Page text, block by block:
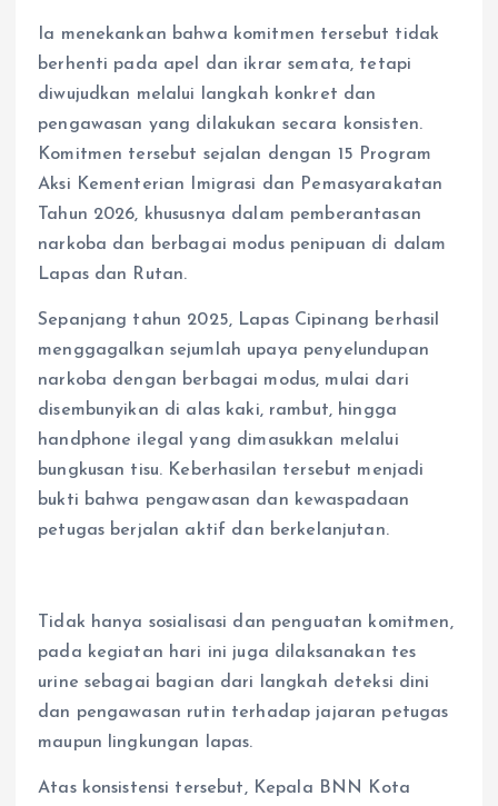
Ia menekankan bahwa komitmen tersebut tidak
berhenti pada apel dan ikrar semata, tetapi
diwujudkan melalui langkah konkret dan
pengawasan yang dilakukan secara konsisten.
Komitmen tersebut sejalan dengan 15 Program
Aksi Kementerian Imigrasi dan Pemasyarakatan
Tahun 2026, khususnya dalam pemberantasan
narkoba dan berbagai modus penipuan di dalam
Lapas dan Rutan.
Sepanjang tahun 2025, Lapas Cipinang berhasil
menggagalkan sejumlah upaya penyelundupan
narkoba dengan berbagai modus, mulai dari
disembunyikan di alas kaki, rambut, hingga
handphone ilegal yang dimasukkan melalui
bungkusan tisu. Keberhasilan tersebut menjadi
bukti bahwa pengawasan dan kewaspadaan
petugas berjalan aktif dan berkelanjutan.
Tidak hanya sosialisasi dan penguatan komitmen,
pada kegiatan hari ini juga dilaksanakan tes
urine sebagai bagian dari langkah deteksi dini
dan pengawasan rutin terhadap jajaran petugas
maupun lingkungan lapas.
Atas konsistensi tersebut, Kepala BNN Kota